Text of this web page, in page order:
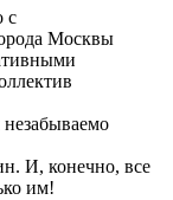
с
Москвы
И, конечно, все
им!